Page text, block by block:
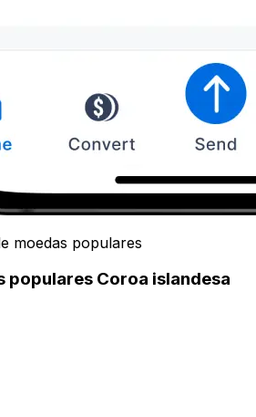
moedas populares
populares Coroa islandesa